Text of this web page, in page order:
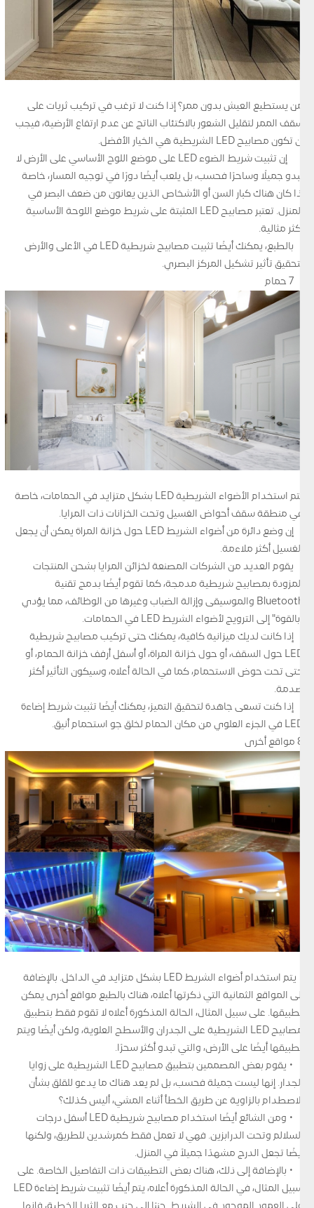
من يستطيع العيش بدون ممر؟ إذا كنت لا ترغب في تركيب ثريات على
سقف الممر لتقليل الشعور بالاكتئاب الناتج عن عدم ارتفاع الأرضية، فيجب
أن تكون مصابيح LED الشريطية هي الخيار الأفضل.
إن تثبيت شريط الضوء LED على موضع اللوح الأساسي على الأرض لا
يبدو جميلًا وساحرًا فحسب، بل يلعب أيضًا دورًا في توجيه المسار، خاصة
إذا كان هناك كبار السن أو الأشخاص الذين يعانون من ضعف البصر في
المنزل. تعتبر مصابيح LED المثبتة على شريط موضع اللوحة الأساسية
أكثر مثالية.
بالطبع، يمكنك أيضًا تثبيت مصابيح شريطية LED في الأعلى والأرض
لتحقيق تأثير تشكيل المركز البصري.
يتم استخدام الأضواء الشريطية LED بشكل متزايد في الحمامات، خاصة
في منطقة سقف أحواض الغسيل وتحت الخزانات ذات المرايا.
إن وضع دائرة من أضواء الشريط LED حول خزانة المرآة يمكن أن يجعل
الغسيل أكثر ملاءمة.
يقوم العديد من الشركات المصنعة لخزائن المرايا بشحن المنتجات
المزودة بمصابيح شريطية مدمجة، كما تقوم أيضًا بدمج تقنية
Bluetooth والموسيقى وإزالة الضباب وغيرها من الوظائف، مما يؤدي
"بالقوة" إلى الترويج لأضواء الشريط LED في الحمامات.
إذا كانت لديك ميزانية كافية، يمكنك حتى تركيب مصابيح شريطية
LED حول السقف، أو حول خزانة المرآة، أو أسفل أرفف خزانة الحمام، أو
حتى تحت حوض الاستحمام، كما في الحالة أعلاه، وسيكون التأثير أكثر
صدمة.
إذا كنت تسعى جاهدة لتحقيق التميز، يمكنك أيضًا تثبيت شريط إضاءة
LED في الجزء العلوي من مكان الحمام لخلق جو استحمام أنيق.
• يتم استخدام أضواء الشريط LED بشكل متزايد في الداخل. بالإضافة
إلى المواقع الثمانية التي ذكرتها أعلاه، هناك بالطبع مواقع أخرى يمكن
تطبيقها. على سبيل المثال، الحالة المذكورة أعلاه لا تقوم فقط بتطبيق
مصابيح LED الشريطية على الجدران والأسطح العلوية، ولكن أيضًا ويتم
تطبيقها أيضًا على الأرض، والتي تبدو أكثر سحرًا.
• يقوم بعض المصممين بتطبيق مصابيح LED الشريطية على زوايا
الجدار. إنها ليست جميلة فحسب، بل لم يعد هناك ما يدعو للقلق بشأن
الاصطدام بالزاوية عن طريق الخطأ أثناء المشي، أليس كذلك؟
• ومن الشائع أيضًا استخدام مصابيح شريطية LED أسفل درجات
السلالم وتحت الدرابزين. فهي لا تعمل فقط كمرشدين للطريق، ولكنها
أيضًا تجعل الدرج مشهدًا جميلاً في المنزل.
• بالإضافة إلى ذلك، هناك بعض التطبيقات ذات التفاصيل الخاصة. على
سبيل المثال، في الحالة المذكورة أعلاه، يتم أيضًا تثبيت شريط إضاءة LED